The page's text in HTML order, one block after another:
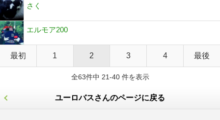
さく
エルモア200
最初 1 2 3 4 最後
全63件中 21-40 件を表示
ユーロバスさんのページに戻る